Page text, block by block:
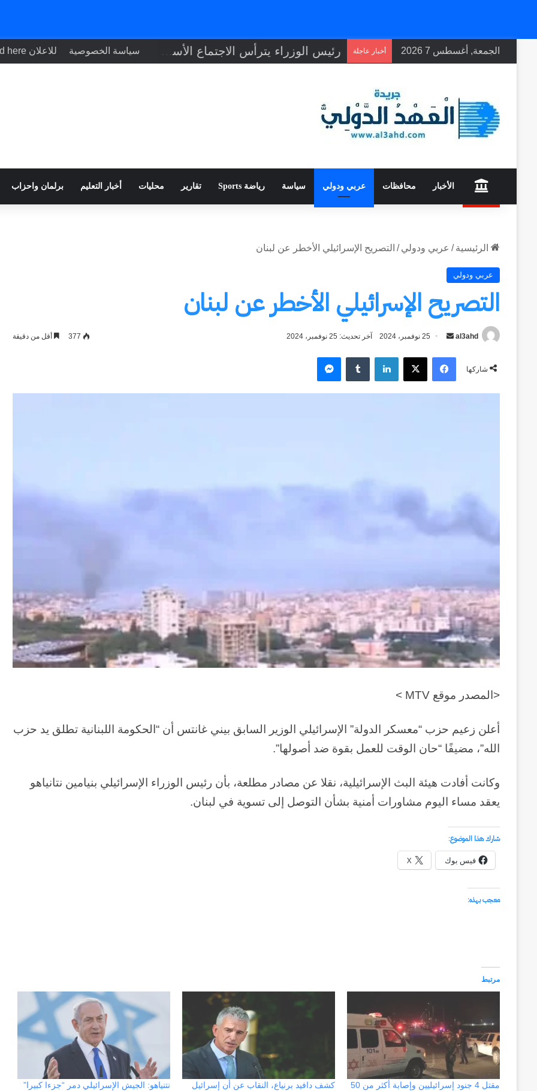
الجمعة, أغسطس 7 2026 أخبار عاجلة رئيس الوزراء يترأس الاجتماع الأسبوعي للحكومة سياسة الخصوصية للاعلان Your ad here
الأخبار محافظات عربي ودولي سياسة رياضة Sports تقارير محليات أخبار التعليم برلمان واحزاب
الرئيسية / عربي ودولي / التصريح الإسرائيلي الأخطر عن لبنان
عربي ودولي
التصريح الإسرائيلي الأخطر عن لبنان
al3ahd
أرسل
إلكترونيا
25 نوفمبر، 2024 آخر تحديث: 25 نوفمبر، 2024 377 أقل من دقيقة
شاركها
فيسبوك‫X لينكدإن
‏Tumblr ماسنجر
<المصدر موقع MTV >
أعلن زعيم حزب “معسكر الدولة” الإسرائيلي الوزير السابق بيني غانتس أن “الحكومة اللبنانية تطلق يد حزب
الله”، مضيفًا “حان الوقت للعمل بقوة ضد أصولها”.
وكانت أفادت هيئة البث الإسرائيلية، نقلا عن مصادر مطلعة، بأن رئيس الوزراء الإسرائيلي بنيامين نتانياهو
يعقد مساء اليوم مشاورات أمنية بشأن التوصل إلى تسوية في لبنان.
شارك هذا الموضوع:
فيس بوك
X
معجب بهذه:
مرتبط
مقتل 4 جنود إسرائيليين وإصابة أكثر من 50
كشف دافيد برنياع، النقاب عن أن إسرائيل
نتنياهو: الجيش الإسرائيلي دمر “جزءا كبيرا”